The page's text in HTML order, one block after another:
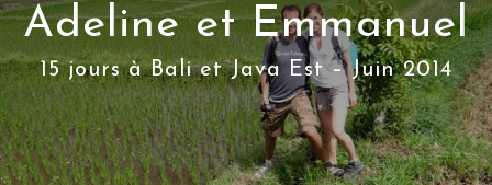
Adeline et Emmanuel
15 jours à Bali et Java Est – Juin 2014